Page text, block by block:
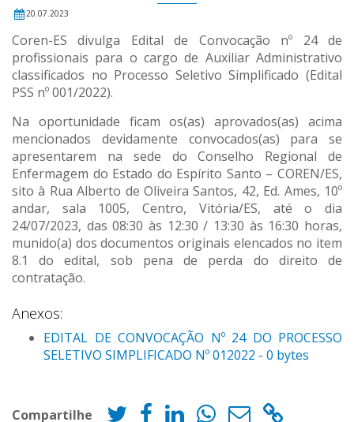
20.07.2023
Coren-ES divulga Edital de Convocação nº 24 de
profissionais para o cargo de Auxiliar Administrativo
classificados no Processo Seletivo Simplificado (Edital
PSS nº 001/2022).
Na oportunidade ficam os(as) aprovados(as) acima
mencionados devidamente convocados(as) para se
apresentarem na sede do Conselho Regional de
Enfermagem do Estado do Espírito Santo – COREN/ES,
sito à Rua Alberto de Oliveira Santos, 42, Ed. Ames, 10º
andar, sala 1005, Centro, Vitória/ES, até o dia
24/07/2023, das 08:30 às 12:30 / 13:30 às 16:30 horas,
munido(a) dos documentos originais elencados no item
8.1 do edital, sob pena de perda do direito de
contratação.
Anexos:
EDITAL DE CONVOCAÇÃO Nº 24 DO PROCESSO
SELETIVO SIMPLIFICADO Nº 012022 - 0 bytes
Compartilhe